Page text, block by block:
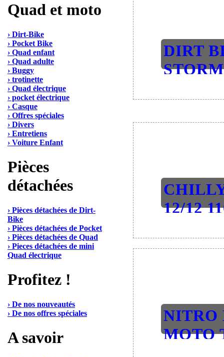
Quad et moto
› Dirt-Bike
› Pocket Bike
› Quad enfant
› Quad adulte
› Buggy
› trotinette
› Quad électrique
› pocket électrique
› Casque
› Offres spéciales
› Divers
› Entretiens
› Voiture Enfant
Pièces
détachées
› Pièces détachées de Dirt-
Bike
› Pièces détachées de Pocket
› Pièces détachées de Quad
› Pieces détachées de mini
Quad électrique
Profitez !
› De nos nouveautés
› De nos offres spéciales
A savoir
DIRT
2.1 Dirt-
12/12
NITRO
MOTO